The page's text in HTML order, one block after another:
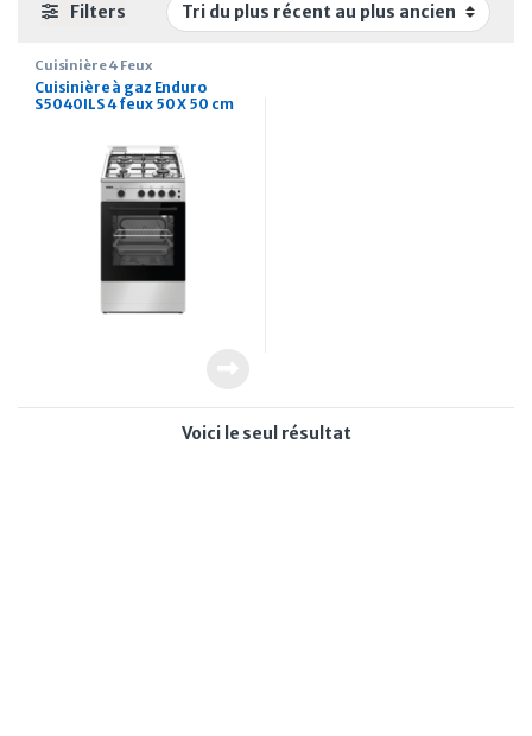
Filters
Cuisinière 4 Feux
Cuisinière à gaz Enduro
S5040ILS 4 feux 50 X 50 cm
Voici le seul résultat